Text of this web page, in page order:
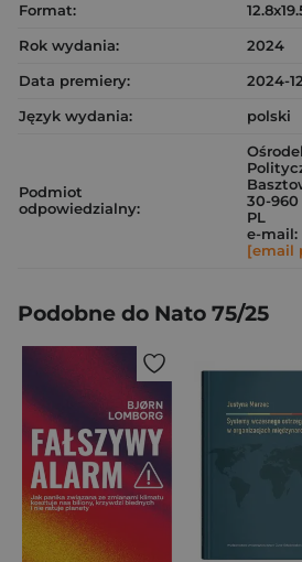
Format:
Rok wydania:
2024
Data premiery:
2024-
Język wydania:
polski
Podmiot
odpowiedzialny:
30-960
PL
e-mail:
[email
Podobne do Nato 75/25